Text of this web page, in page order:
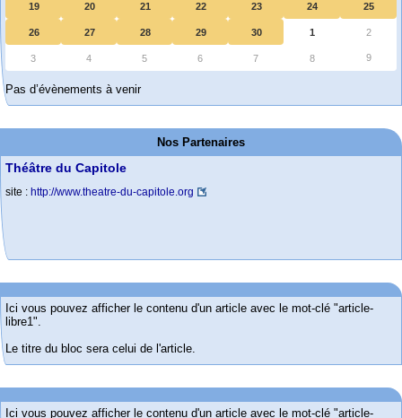
19 20 21 22 23 24 25
26 27 28 29 30 1 2
3 4 5 6 7 8 9
Pas d’évènements à venir
Nos Partenaires
Théâtre du Capitole
site : http://www.theatre-du-capitole.org
Ici vous pouvez afficher le contenu d'un article avec le mot-clé "article-
libre1".
Le titre du bloc sera celui de l'article.
Ici vous pouvez afficher le contenu d'un article avec le mot-clé "article-